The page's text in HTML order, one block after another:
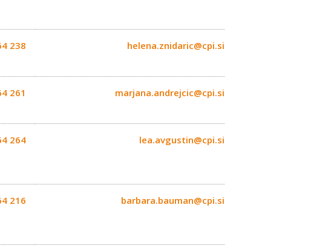
238 helena.znidaric@cpi.si
261 marjana.andrejcic@cpi.si
264 lea.avgustin@cpi.si
216 barbara.bauman@cpi.si